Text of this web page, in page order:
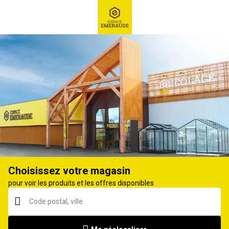
Ex : Robot tondeuse, ...
Accessoires tracteur tondeuse
Choisissez votre magasin
pour voir les produits et les offres disponibles